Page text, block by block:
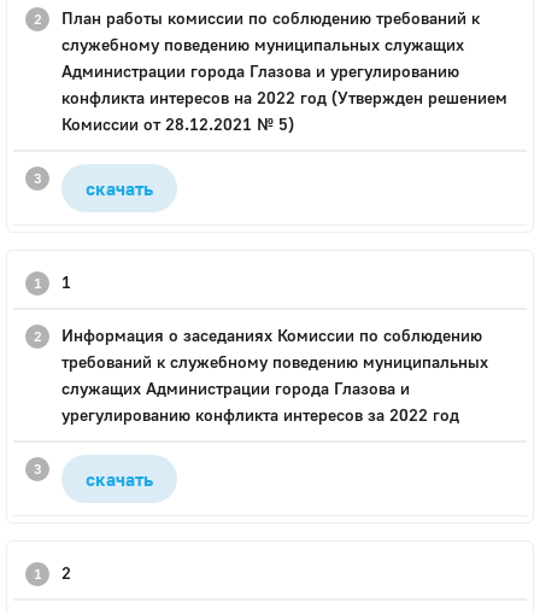
План работы комиссии по соблюдению требований к
служебному поведению муниципальных служащих
Администрации города Глазова и урегулированию
конфликта интересов на 2022 год (Утвержден решением
Комиссии от 28.12.2021 № 5)
скачать
1
Информация о заседаниях Комиссии по соблюдению
требований к служебному поведению муниципальных
служащих Администрации города Глазова и
урегулированию конфликта интересов за 2022 год
скачать
2